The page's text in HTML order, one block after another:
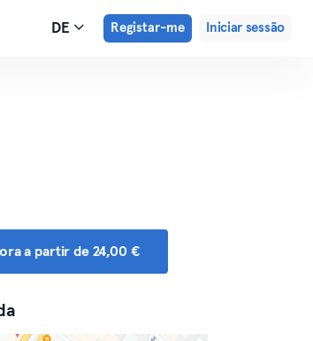
DE Registar-me Iniciar sessão
a partir de 24,00 €